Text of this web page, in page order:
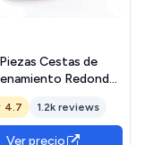
Cestas de
Redondas
Cestas de Mimbre
para Frutas,
de Cestas
4.7 1.2k reviews
Ver precio